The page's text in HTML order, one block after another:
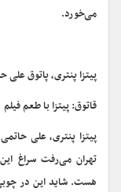
می‌خورد.
پیتزا پنتری، پاتوق علی
قاتوق: پیتزا با طعم فیلم
پیتزا پنتری، علی
تهران می‌رفت سراغ
هست. شاید این در